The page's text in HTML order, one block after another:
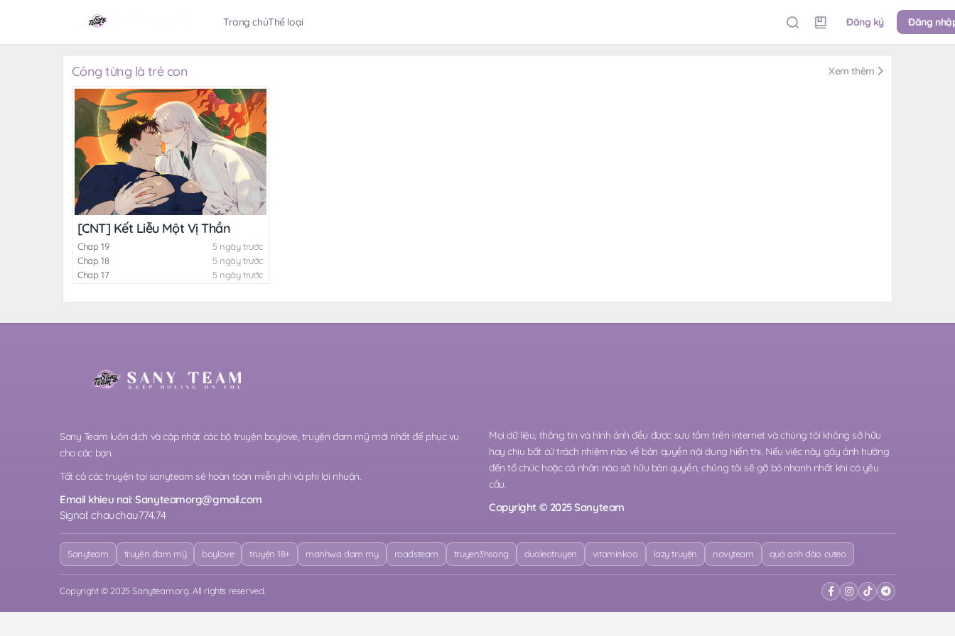
Trang chủThể loại Đăng ký Đăng
Công từng là trẻ con Xem thêm
[CNT] Kết Liễu Một Vị Thần
Chap 19
5 ngày trước
Chap 18
5 ngày trước
Chap 17
5 ngày trước
Sany Team luôn dịch và cập nhật các bộ truyện boylove, truyện đam mỹ mới nhất để phục vụ
cho các bạn.
Tất cả các truyện tại sanyteam sẽ hoàn toàn miễn phí và phi lợi nhuận.
Email khieu nai:Sanyteamorg@gmail.com
Signal: chauchau774.74
Mọi dữ liệu, thông tin và hình ảnh đều được sưu tầm trên internet và chúng tôi không sỡ hữu
hay chịu bất cứ trách nhiệm nào về bản quyền nội dung hiển thị. Nếu việc này gây ảnh hưởng
đến tổ chức hoặc cá nhân nào sở hữu bản quyền, chúng tôi sẽ gỡ bỏ nhanh nhất khi có yêu
cầu.
Copyright © 2025 Sanyteam
Sanyteam truyện đam mỹ boylove truyện 18+ manhwa dam my roadsteam truyen3hsang dualeotruyen vitaminkoo lazy truyện navyteam quả anh đào cuteo
Copyright © 2025 Sanyteam.org. All rights reserved.